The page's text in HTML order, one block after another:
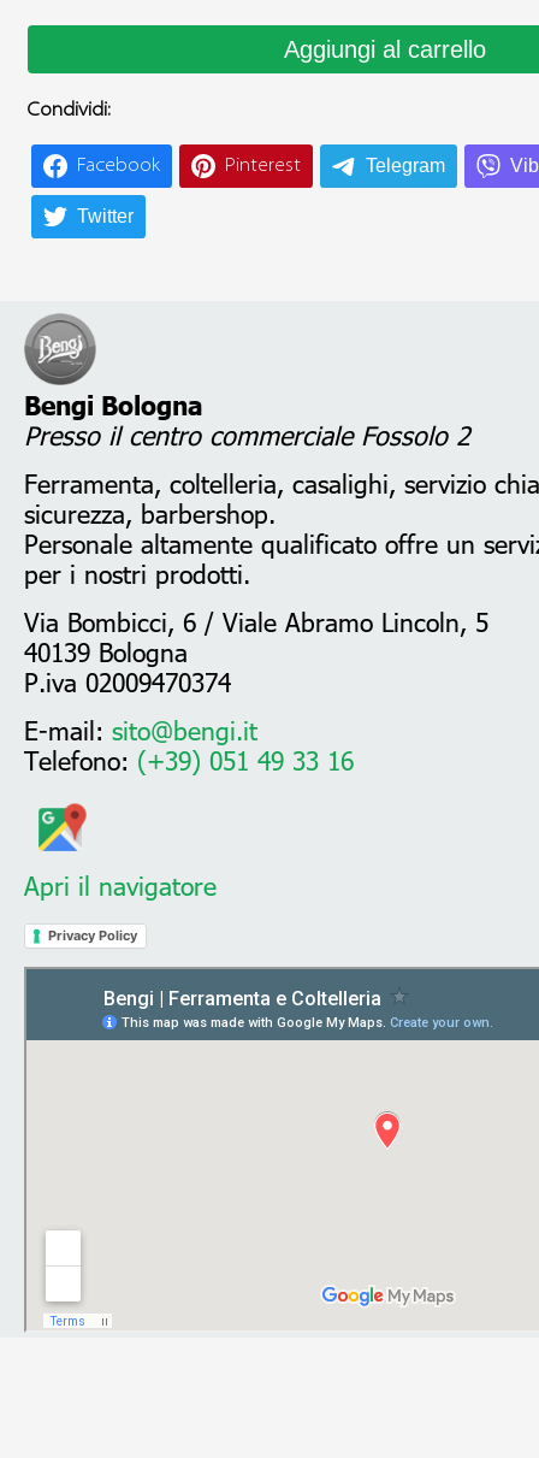
Condividi:
Facebook Pinterest Telegram
Twitter
Bengi Bologna
Presso il centro commerciale Fossolo 2
Ferramenta, coltelleria, casalighi, servizio
sicurezza, barbershop.
Personale altamente qualificato offre un
per i nostri prodotti.
Via Bombicci, 6 / Viale Abramo Lincoln, 5
40139 Bologna
P.iva 02009470374
E-mail: sito@bengi.it
Telefono: (+39) 051 49 33 16
Apri il navigatore
Privacy Policy